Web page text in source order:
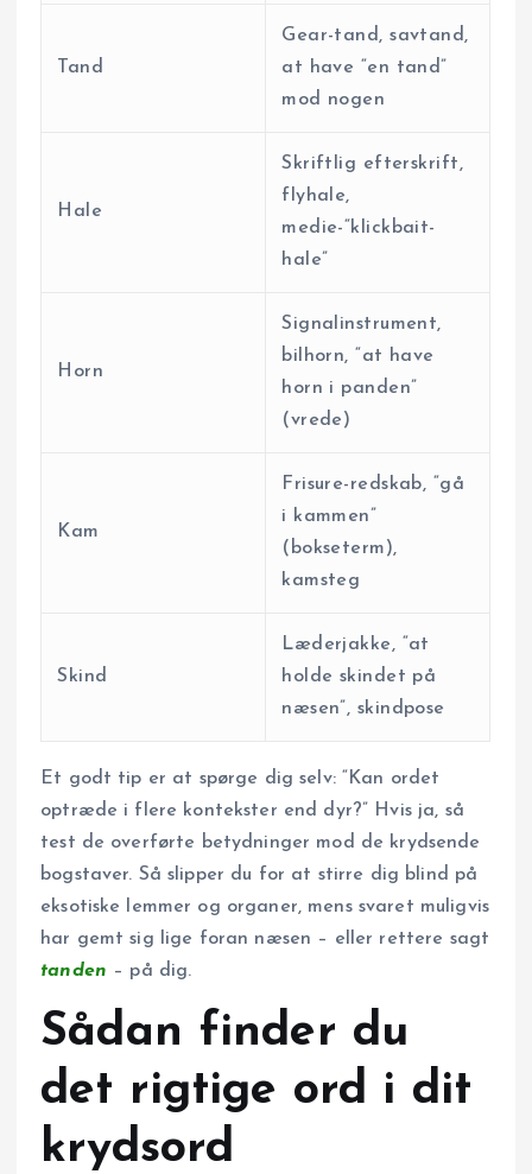
Tand
Gear-tand, sav­tand,
at have “en tand”
mod nogen
Hale
Skriftlig efterskrift,
flyhale,
medie-“klickbait-
hale”
Horn
Signalinstrument,
bilhorn, “at have
horn i panden”
(vrede)
Kam
Frisure-redskab, “gå
i kammen”
(bokseterm),
kamsteg
Skind
Læderjakke, “at
holde skindet på
næsen”, skindpose
Et godt tip er at spørge dig selv: “Kan ordet
optræde i flere kontekster end dyr?” Hvis ja, så
test de overførte betydninger mod de kryd­sende
bogstaver. Så slipper du for at stirre dig blind på
eksotiske lemmer og organer, mens svaret muligvis
har gemt sig lige foran næsen – eller rettere sagt
tanden – på dig.
Sådan finder du
det rigtige ord i dit
krydsord